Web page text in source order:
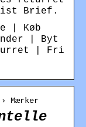
Brief.
| Køb
| Byt
| Fri
Mærker